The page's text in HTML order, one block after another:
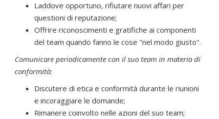
Laddove opportuno, rifiutare nuovi affari per
questioni di reputazione;
Offrire riconoscimenti e gratifiche ai componenti
del team quando fanno le cose "nel modo giusto".
Comunicare periodicamente con il suo team in materia di
conformità:
Discutere di etica e conformità durante le riunioni
e incoraggiare le domande;
Rimanere coinvolto nelle azioni del suo team;